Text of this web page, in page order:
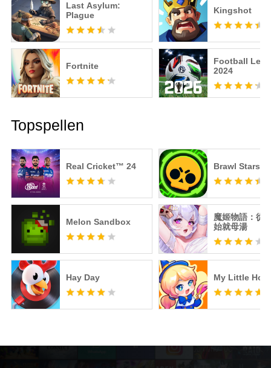
Last Asylum:
Plague
Kingshot
Fortnite
Football
2024
Topspellen
Real Cricket™ 24
Melon Sandbox
Hay Day
Brawl Stars
魔姬物語：從
始就母湯
My Little